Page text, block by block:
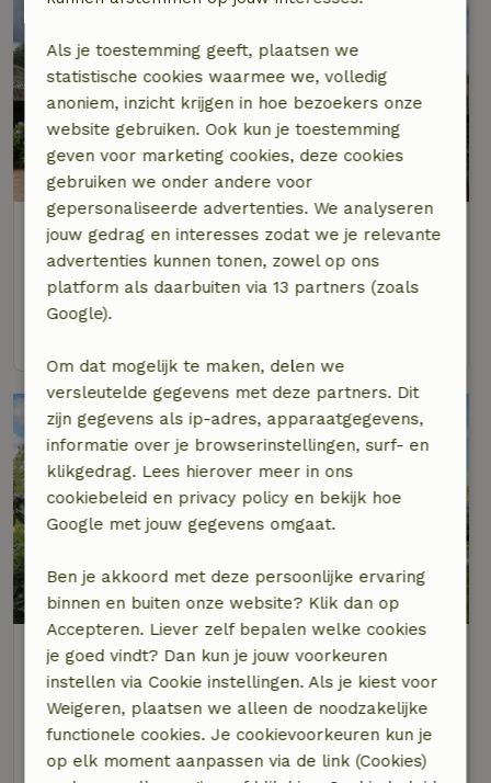
Natuurhuisje in Eemnes
Op 6 km afstand van Baarn
9,2/10
3 personen 1 slaapkamer
Natuurhuisje in Eemnes
Op 6 km afstand van Baarn
9,4/10
2 personen1 slaapkamer
bekijk
Als je toestemming geeft, plaatsen we
statistische cookies waarmee we, volledig
anoniem, inzicht krijgen in hoe bezoekers onze
website gebruiken. Ook kun je toestemming
geven voor marketing cookies, deze cookies
gebruiken we onder andere voor
gepersonaliseerde advertenties. We analyseren
jouw gedrag en interesses zodat we je relevante
advertenties kunnen tonen, zowel op ons
platform als daarbuiten via 13 partners (zoals
Google).
Om dat mogelijk te maken, delen we
versleutelde gegevens met deze partners. Dit
zijn gegevens als ip-adres, apparaatgegevens,
informatie over je browserinstellingen, surf- en
klikgedrag. Lees hierover meer in ons
cookiebeleid en privacy policy en bekijk hoe
Google met jouw gegevens omgaat.
Ben je akkoord met deze persoonlijke ervaring
binnen en buiten onze website? Klik dan op
Accepteren. Liever zelf bepalen welke cookies
je goed vindt? Dan kun je jouw voorkeuren
instellen via Cookie instellingen. Als je kiest voor
Weigeren, plaatsen we alleen de noodzakelijke
functionele cookies. Je cookievoorkeuren kun je
op elk moment aanpassen via de link (Cookies)